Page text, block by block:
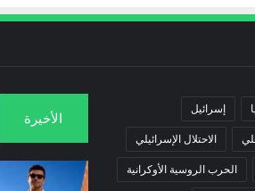
إسرائيل
الاحتلال الإسرائيلي
الحرب الروسية الأوكرانية
الأخيرة